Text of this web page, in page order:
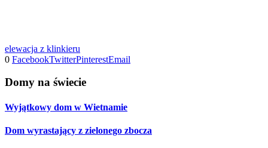
elewacja z klinkieru
0 FacebookTwitterPinterestEmail
Domy na świecie
Wyjątkowy dom w Wietnamie
Dom wyrastający z zielonego zbocza